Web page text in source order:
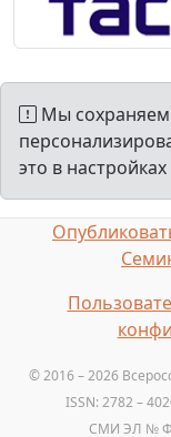
Мы сохраняем
это в
© 2016 – 2026
ISSN: 2782 –
СМИ ЭЛ № ФС